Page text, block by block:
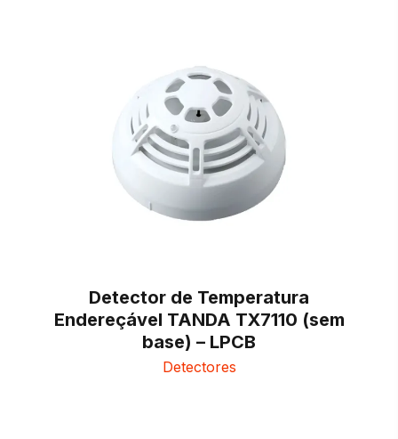
Detector de Temperatura
Endereçável TANDA TX7110 (sem
base) – LPCB
Detectores